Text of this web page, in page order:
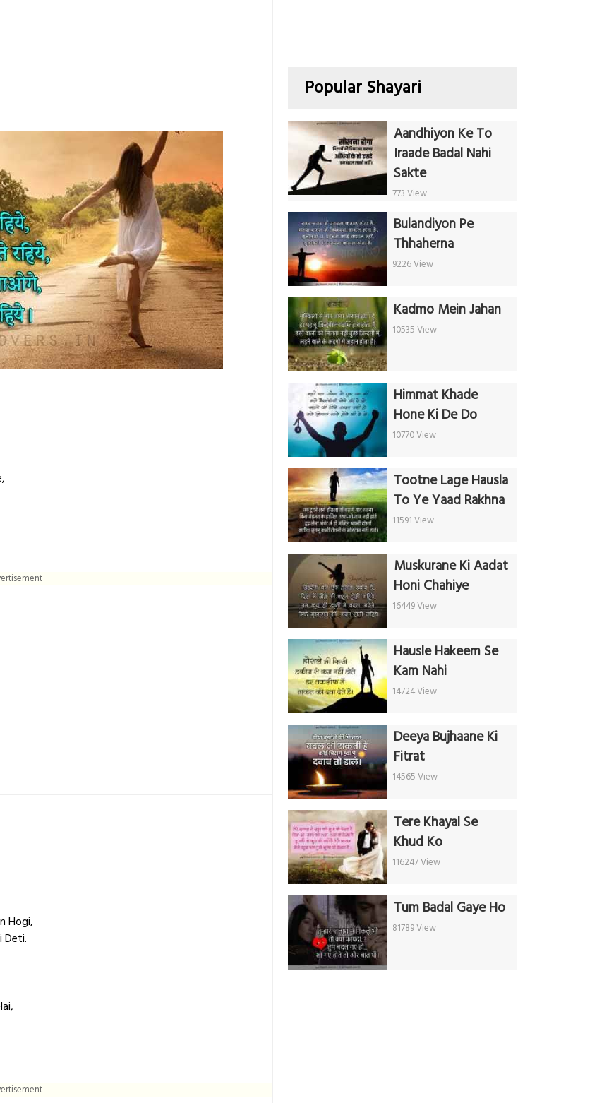
Hogi,
Deti.
Popular Shayari
Aandhiyon Ke To
Iraade Badal Nahi
Sakte
773 View
Bulandiyon Pe
Thhaherna
9226 View
Kadmo Mein Jahan
10535 View
Himmat Khade
Hone Ki De Do
10770 View
Tootne Lage Hausla
To Ye Yaad Rakhna
11591 View
Muskurane Ki Aadat
Honi Chahiye
16449 View
Hausle Hakeem Se
Kam Nahi
14724 View
Deeya Bujhaane Ki
Fitrat
14565 View
Tere Khayal Se
Khud Ko
116247 View
Tum Badal Gaye Ho
81789 View